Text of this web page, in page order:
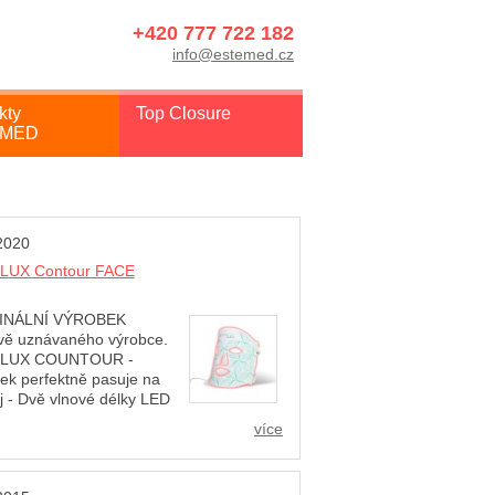
+420 777 722 182
info@estemed.cz
Top Closure
Contour FACE
VÝROBEK
uznávaného výrobce.
COUNTOUR -
perfektně pasuje na
- Dvě vlnové délky LED
- pracují v jedné léčebné relaci, pro
efekt omlazení prokázaných
více